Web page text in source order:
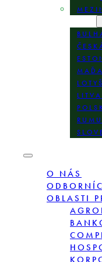
LITVA
O NÁS
OBLASTI